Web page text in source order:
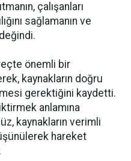
çalışanları
sağlamanın ve
önemli bir
kaynakların doğru
gerektiğini kaydetti.
anlamına
kaynakların verimli
hareket